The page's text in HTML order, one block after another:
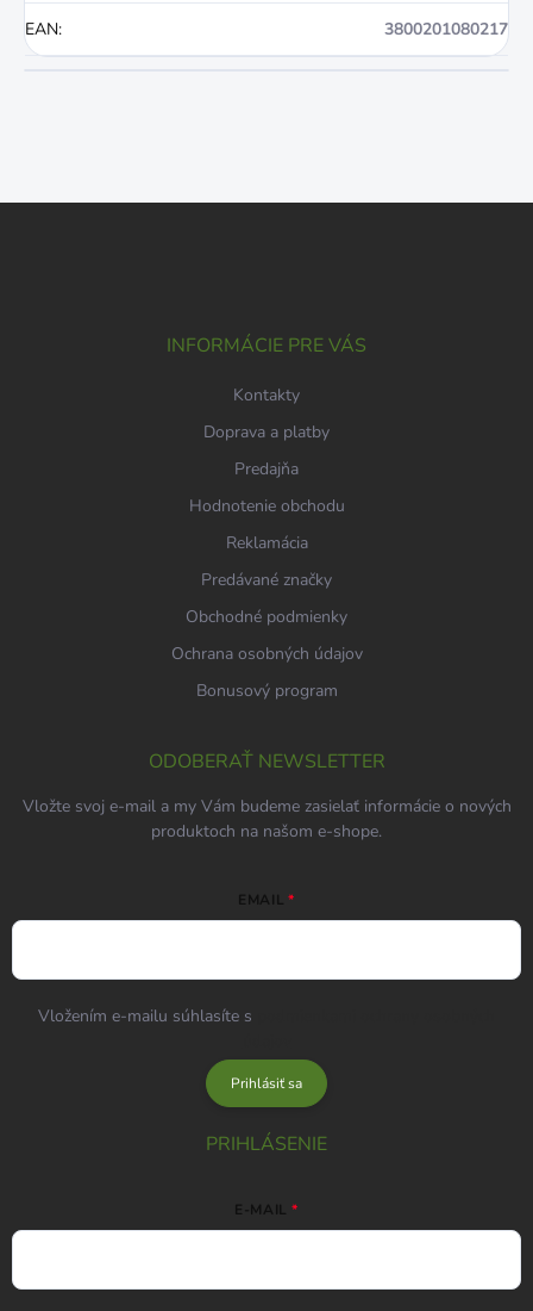
EAN: 3800201080217
INFORMÁCIE PRE VÁS
Kontakty
Doprava a platby
Predajňa
Hodnotenie obchodu
Reklamácia
Predávané značky
Obchodné podmienky
Ochrana osobných údajov
Bonusový program
ODOBERAŤ NEWSLETTER
Vložte svoj e-mail a my Vám budeme zasielať informácie o nových
produktoch na našom e-shope.
EMAIL
Vložením e-mailu súhlasíte s
Prihlásiť sa
PRIHLÁSENIE
E-MAIL